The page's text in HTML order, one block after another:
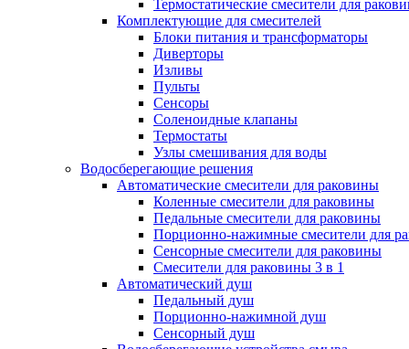
Термостатические смесители для
Комплектующие для смесителей
Блоки питания и трансформаторы
Диверторы
Изливы
Пульты
Сенсоры
Соленоидные клапаны
Термостаты
Узлы смешивания для воды
Водосберегающие решения
Автоматические смесители для раковины
Коленные смесители для раковины
Педальные смесители для раковины
Порционно-нажимные смесители для
Сенсорные смесители для раковины
Смесители для раковины 3 в 1
Автоматический душ
Педальный душ
Порционно-нажимной душ
Сенсорный душ